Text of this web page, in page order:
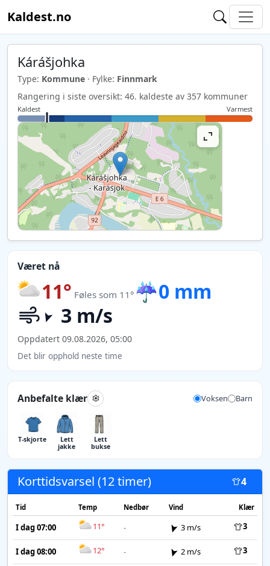
Kaldest.no
Kárášjohka
Type: Kommune · Fylke: Finnmark
Rangering i siste oversikt: 46. kaldeste av 357 kommuner
Kaldest Varmest
Været nå
11° Føles som 11° ☔0 mm
3 m/s
Oppdatert 09.08.2026, 05:00
Det blir opphold neste time
Anbefalte klær Voksen Barn
T-skjorte
Lett
jakke
Lett
bukse
Korttidsvarsel (12 timer) 4
Tid Temp Nedbør Vind Klær
I dag 07:00 11° - 3 m/s 3
I dag 08:00 12° - 2 m/s 3